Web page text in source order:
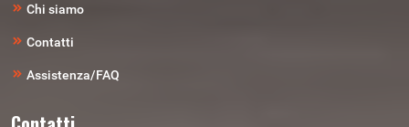
Chi siamo
Contatti
Assistenza/FAQ